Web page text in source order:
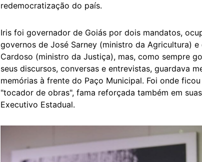
redemocratização do país.
Iris foi governador de Goiás por dois mandatos,
governos de José Sarney (ministro da Agricultura) e
Cardoso (ministro da Justiça), mas, como sempre
seus discursos, conversas e entrevistas, guardava
memórias à frente do Paço Municipal. Foi onde
"tocador de obras", fama reforçada também em
Executivo Estadual.